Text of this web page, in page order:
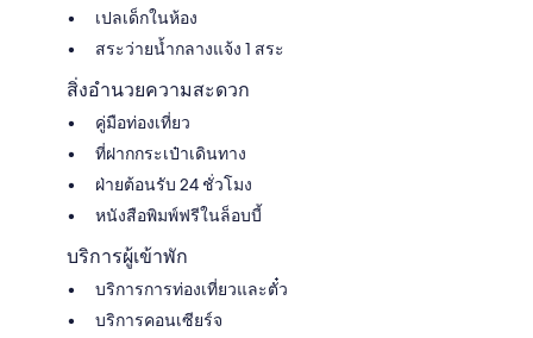
เปลเด็กในห้อง
สระว่ายน้ำกลางแจ้ง 1 สระ
สิ่งอำนวยความสะดวก
คู่มือท่องเที่ยว
ที่ฝากกระเป๋าเดินทาง
ฝ่ายต้อนรับ 24 ชั่วโมง
หนังสือพิมพ์ฟรีในล็อบบี้
บริการผู้เข้าพัก
บริการการท่องเที่ยวและตั๋ว
บริการคอนเซียร์จ